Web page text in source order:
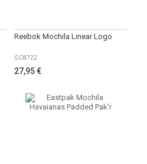
Reebok Mochila Linear Logo
GC8722
27,95 €